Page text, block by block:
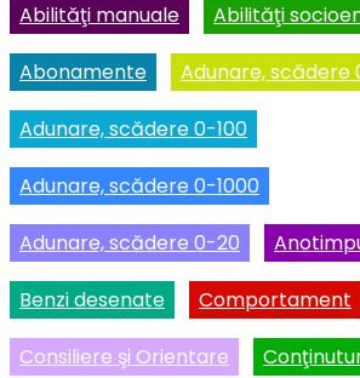
Abilităţi manuale Abilităţi
Abonamente Adunare, scădere
Adunare, scădere 0-100
Adunare, scădere 0-1000
Adunare, scădere 0-20
Benzi desenate Comportament
Consiliere şi Orientare